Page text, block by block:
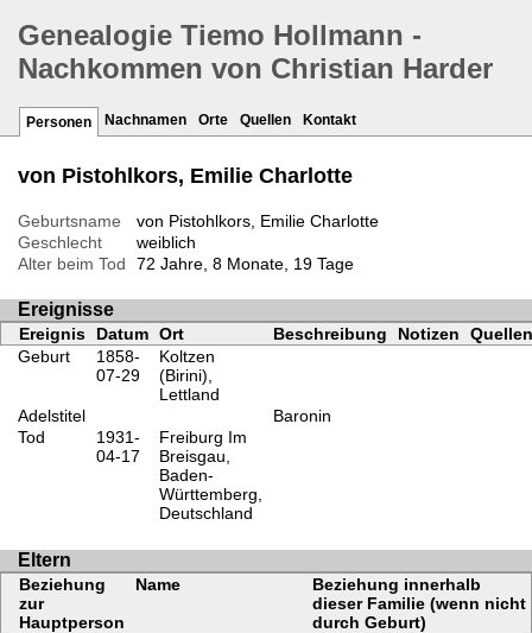
Genealogie Tiemo Hollmann -
Nachkommen von Christian Harder
Personen Nachnamen Orte Quellen Kontakt
von Pistohlkors, Emilie Charlotte
Geburtsname
von Pistohlkors, Emilie Charlotte
Geschlecht
weiblich
Alter beim Tod
72 Jahre, 8 Monate, 19 Tage
Ereignisse
Ereignis Datum Ort Beschreibung Notizen
Quellen
Geburt
1858-
07-29
Koltzen
(Birini),
Lettland
Adelstitel
Baronin
Tod
1931-
04-17
Freiburg Im
Breisgau,
Baden-
Württemberg,
Deutschland
Eltern
Beziehung
zur
Hauptperson
Name
Beziehung innerhalb
dieser Familie (wenn nicht
durch Geburt)